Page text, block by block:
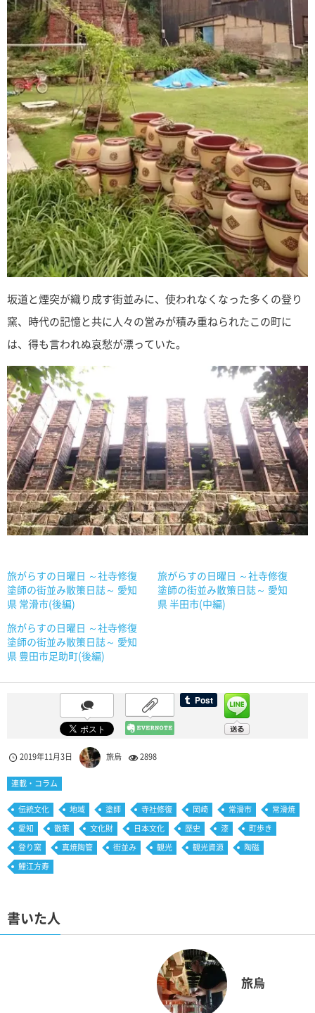
坂道と煙突が織り成す街並みに、使われなくなった多くの登り
窯、時代の記憶と共に人々の営みが積み重ねられたこの町に
は、得も言われぬ哀愁が漂っていた。
旅がらすの日曜日 ～社寺修復
塗師の街並み散策日誌～ 愛知
県 常滑市(後編)
旅がらすの日曜日 ～社寺修復
塗師の街並み散策日誌～ 愛知
県 半田市(中編)
旅がらすの日曜日 ～社寺修復
塗師の街並み散策日誌～ 愛知
県 豊田市足助町(後編)
2019年11月3日 旅烏 2898
連載・コラム
伝統文化 地域 塗師 寺社修復 岡崎 常滑市
常滑焼
愛知
散策 文化財 日本文化 歴史 漆
町歩き
登り窯
真焼陶管 街並み 観光 観光資源
陶磁
鯉江方寿
書いた人
旅烏